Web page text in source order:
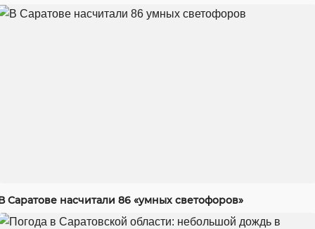
Саратове насчитали 86 «умных светофоров»